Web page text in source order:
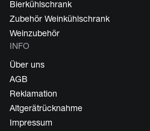
Bierkühlschrank
Zubehör Weinkühlschrank
Weinzubehör
INFO
Über uns
AGB
Reklamation
Altgerätrücknahme
Impressum